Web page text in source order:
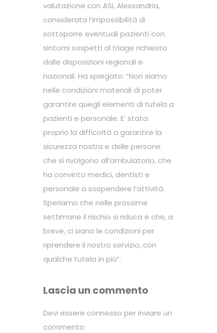
valutazione con ASL Alessandria,
considerata l’impossibilità di
sottoporre eventuali pazienti con
sintomi sospetti al triage richiesto
dalle disposizioni regionali e
nazionali. Ha spiegato: “Non siamo
nelle condizioni materiali di poter
garantire quegli elementi di tutela a
pazienti e personale. E’ stata
proprio la difficoltà a garantire la
sicurezza nostra e delle persone
che si rivolgono all’ambulatorio, che
ha convinto medici, dentisti e
personale a sospendere l’attività.
Speriamo che nelle prossime
settimane il rischio si riduca e che, a
breve, ci siano le condizioni per
riprendere il nostro servizio, con
qualche tutela in più”.
Lascia un commento
Devi essere connesso per inviare un
commento.